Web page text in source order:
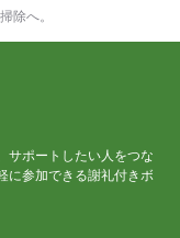
除へ。
サポートしたい人をつな
に参加できる謝礼付きボ